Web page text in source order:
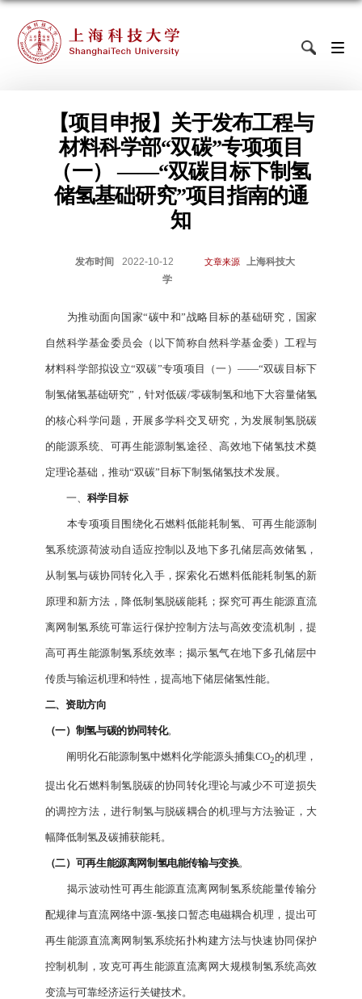
【项目申报】关于发布工程与
材料科学部“双碳”专项项目
（一） ——“双碳目标下制氢
储氢基础研究”项目指南的通
知
发布时间 2022-10-12 文章来源
上海科技大
学
为推动面向国家“碳中和”战略目标的基础研究，国家
自然科学基金委员会（以下简称自然科学基金委）工程与
材料科学部拟设立“双碳”专项项目（一）——“双碳目标下
制氢储氢基础研究”，针对低碳/零碳制氢和地下大容量储氢
的核心科学问题，开展多学科交叉研究，为发展制氢脱碳
的能源系统、可再生能源制氢途径、高效地下储氢技术奠
定理论基础，推动“双碳”目标下制氢储氢技术发展。
一、 科学目标
本专项项目围绕化石燃料低能耗制氢、可再生能源制
氢系统源荷波动自适应控制以及地下多孔储层高效储氢，
从制氢与碳协同转化入手，探索化石燃料低能耗制氢的新
原理和新方法，降低制氢脱碳能耗；探究可再生能源直流
离网制氢系统可靠运行保护控制方法与高效变流机制，提
高可再生能源制氢系统效率；揭示氢气在地下多孔储层中
传质与输运机理和特性，提高地下储层储氢性能。
二、资助方向
（一）制氢与碳的协同转化。
阐明化石能源制氢中燃料化学能源头捕集CO2的机理，
提出化石燃料制氢脱碳的协同转化理论与减少不可逆损失
的调控方法，进行制氢与脱碳耦合的机理与方法验证，大
幅降低制氢及碳捕获能耗。
（二）可再生能源离网制氢电能传输与变换。
揭示波动性可再生能源直流离网制氢系统能量传输分
配规律与直流网络中源-氢接口暂态电磁耦合机理，提出可
再生能源直流离网制氢系统拓扑构建方法与快速协同保护
控制机制，攻克可再生能源直流离网大规模制氢系统高效
变流与可靠经济运行关键技术。